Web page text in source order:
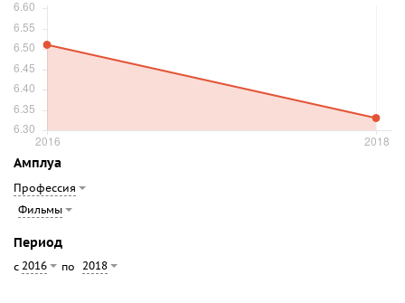
Амплуа
Профессия
Фильмы
Период
с 2016 по 2018